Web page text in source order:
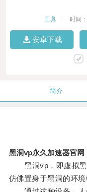
工具 时间
安卓下载
简介
黑洞vp永久加速器官网
黑洞vp，即虚拟黑
仿佛置身于黑洞的环境